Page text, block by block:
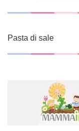
Pasta di sale